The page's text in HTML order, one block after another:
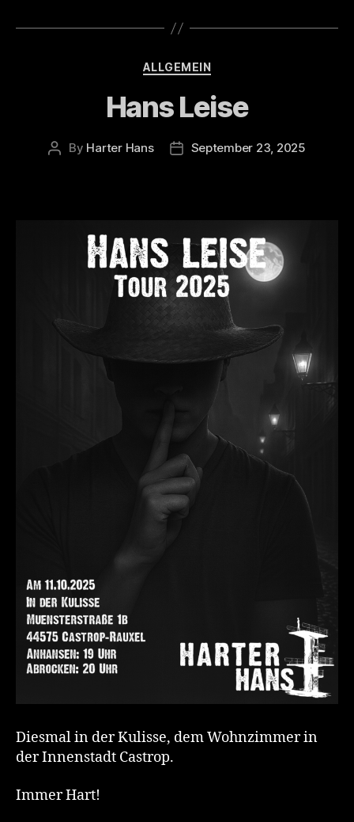
Categories
ALLGEMEIN
Hans Leise
Post
By Harter Hans
PostSeptember 23, 2025
Diesmal in der Kulisse, dem Wohnzimmer in
der Innenstadt Castrop.
Immer Hart!